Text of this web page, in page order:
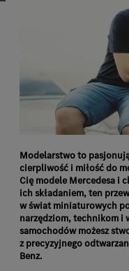
Modelarstwo to
cierpliwość i miłość do
Cię modele Mercedesa i
ich składaniem, ten
w świat miniaturowych
narzędziom, technikom i
samochodów możesz
z precyzyjnego
Benz.